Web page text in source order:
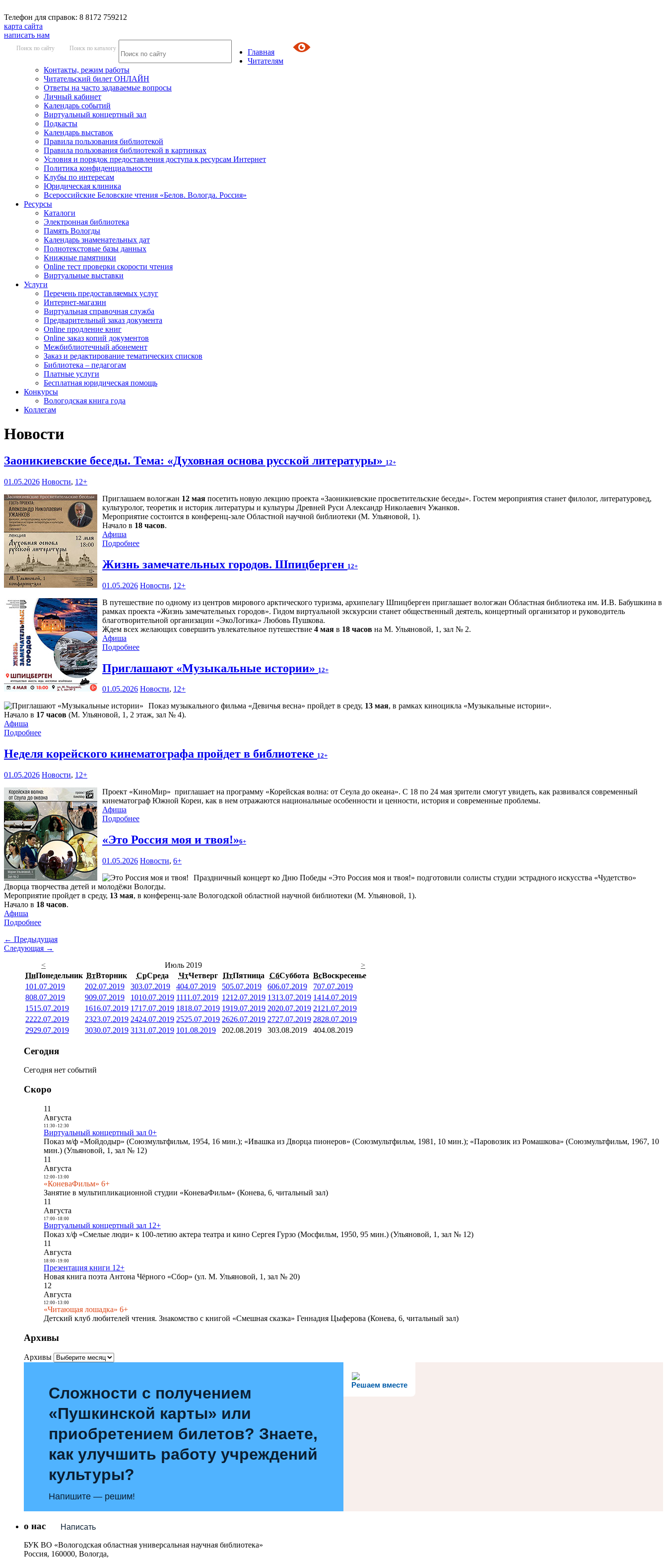
Телефон для справок: 8 8172 759212
карта сайта
написать нам
Поиск по сайту Поиск по каталогу
Главная
Читателям
Контакты, режим работы
Читательский билет ОНЛАЙН
Ответы на часто задаваемые вопросы
Личный кабинет
Календарь событий
Виртуальный концертный зал
Подкасты
Календарь выставок
Правила пользования библиотекой
Правила пользования библиотекой в картинках
Условия и порядок предоставления доступа к ресурсам Интернет
Политика конфиденциальности
Клубы по интересам
Юридическая клиника
Всероссийские Беловские чтения «Белов. Вологда. Россия»
Ресурсы
Каталоги
Электронная библиотека
Память Вологды
Календарь знаменательных дат
Полнотекстовые базы данных
Книжные памятники
Online тест проверки скорости чтения
Виртуальные выставки
Услуги
Перечень предоставляемых услуг
Интернет-магазин
Виртуальная справочная служба
Предварительный заказ документа
Online продление книг
Online заказ копий документов
Межбиблиотечный абонемент
Заказ и редактирование тематических списков
Библиотека – педагогам
Платные услуги
Бесплатная юридическая помощь
Конкурсы
Вологодская книга года
Коллегам
Новости
Заоникиевские беседы. Тема: «Духовная основа русской литературы» 12+
01.05.2026 Новости, 12+
Приглашаем вологжан 12 мая посетить новую лекцию проекта «Заоникиевские просветительские беседы». Гостем мероприятия станет филолог, литературовед,
культуролог, теоретик и историк литературы и культуры Древней Руси Александр Николаевич Ужанков.
Мероприятие состоится в конференц-зале Областной научной библиотеки (М. Ульяновой, 1).
Начало в 18 часов.
Афиша
Подробнее
Жизнь замечательных городов. Шпицберген 12+
01.05.2026 Новости, 12+
В путешествие по одному из центров мирового арктического туризма, архипелагу Шпицберген приглашает вологжан Областная библиотека им. И.В. Бабушкина в
рамках проекта «Жизнь замечательных городов». Гидом виртуальной экскурсии станет общественный деятель, концертный организатор и руководитель
благотворительной организации «ЭкоЛогика» Любовь Пушкова.
Ждем всех желающих совершить увлекательное путешествие 4 мая в 18 часов на М. Ульяновой, 1, зал № 2.
Афиша
Подробнее
Приглашают «Музыкальные истории» 12+
01.05.2026 Новости, 12+
Показ музыкального фильма «Девичья весна» пройдет в среду, 13 мая, в рамках киноцикла «Музыкальные истории».
Начало в 17 часов (М. Ульяновой, 1, 2 этаж, зал № 4).
Афиша
Подробнее
Неделя корейского кинематографа пройдет в библиотеке 12+
01.05.2026 Новости, 12+
Проект «КиноМир» приглашает на программу «Корейская волна: от Сеула до океана». С 18 по 24 мая зрители смогут увидеть, как развивался современный
кинематограф Южной Кореи, как в нем отражаются национальные особенности и ценности, история и современные проблемы.
Афиша
Подробнее
«Это Россия моя и твоя!»6+
01.05.2026 Новости, 6+
Праздничный концерт ко Дню Победы «Это Россия моя и твоя!» подготовили солисты студии эстрадного искусства «Чудетство»
Дворца творчества детей и молодёжи Вологды.
Мероприятие пройдет в среду, 13 мая, в конференц-зале Вологодской областной научной библиотеки (М. Ульяновой, 1).
Начало в 18 часов.
Афиша
Подробнее
← Предыдущая
Следующая →
<
Июль 2019
>
ПнПонедельник ВтВторник СрСреда ЧтЧетверг ПтПятница СбСуббота ВсВоскресенье
101.07.2019 202.07.2019 303.07.2019 404.07.2019 505.07.2019 606.07.2019 707.07.2019
808.07.2019 909.07.2019 1010.07.2019 1111.07.2019 1212.07.2019 1313.07.2019 1414.07.2019
1515.07.2019 1616.07.2019 1717.07.2019 1818.07.2019 1919.07.2019 2020.07.2019 21 21.07.2019
2222.07.2019 2323.07.2019 2424.07.2019 2525.07.2019 2626.07.2019 2727.07.2019 2828.07.2019
2929.07.2019 3030.07.2019 3131.07.2019 101.08.2019 202.08.2019 303.08.2019 404.08.2019
Сегодня
Сегодня нет событий
Скоро
11
Августа
11:30- 12:30
Виртуальный концертный зал 0+
Показ м/ф «Мойдодыр» (Союзмультфильм, 1954, 16 мин.); «Ивашка из Дворца пионеров» (Союзмультфильм, 1981, 10 мин.); «Паровозик из Ромашкова» (Союзмультфильм, 1967, 10
мин.) (Ульяновой, 1, зал № 12)
11
Августа
12:00- 13:00
«КоневаФильм» 6+
Занятие в мультипликационной студии «КоневаФильм» (Конева, 6, читальный зал)
11
Августа
17:00- 18:00
Виртуальный концертный зал 12+
Показ х/ф «Смелые люди» к 100-летию актера театра и кино Сергея Гурзо (Мосфильм, 1950, 95 мин.) (Ульяновой, 1, зал № 12)
11
Августа
18:00- 19:00
Презентация книги 12+
Новая книга поэта Антона Чёрного «Сбор» (ул. М. Ульяновой, 1, зал № 20)
12
Августа
12:00- 13:00
«Читающая лошадка» 6+
Детский клуб любителей чтения. Знакомство с книгой «Смешная сказка» Геннадия Цыферова (Конева, 6, читальный зал)
Архивы
Архивы
Решаем вместе
Сложности с получением
«Пушкинской карты» или
приобретением билетов? Знаете,
как улучшить работу учреждений
культуры?
Напишите — решим!
Написать
о нас
БУК ВО «Вологодская областная универсальная научная библиотека»
Россия, 160000, Вологда,